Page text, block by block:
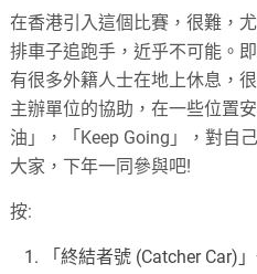
在香港引入這個比賽，很難，
排車子追跑手，近乎不可能。
有很多外籍人士在地上休息，
主辦單位的協助，在一些位置
油」，「Keep Going」，對自
大家，下年一同參與吧!
按:
「終結者號 (Catcher Car)